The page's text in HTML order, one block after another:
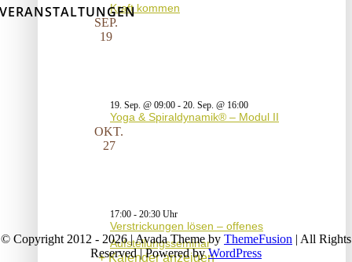
Kraft kommen
SEP.
19
19. Sep. @ 09:00 - 20. Sep. @ 16:00
Yoga & Spiraldynamik® – Modul II
OKT.
27
17:00 - 20:30
Verstrickungen lösen – offenes
Aufstellungsseminar
Kalender anzeigen
VERANSTALTUNGEN
© Copyright 2012 - 2026 | Avada Theme by ThemeFusion | All Rights
Reserved | Powered byWordPress